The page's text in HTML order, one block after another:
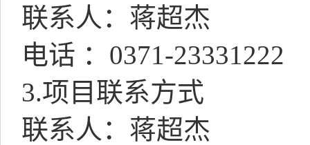
联系人：蒋超杰
电话 ： 0371-23331222
3.项目联系方式
联系人：蒋超杰